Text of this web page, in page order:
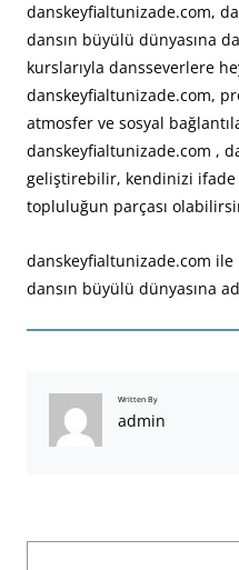
danskeyfialtunizade.com,
dansın büyülü dünyasına
kurslarıyla dansseverlere
danskeyfialtunizade.com,
atmosfer ve sosyal
danskeyfialtunizade.com ,
geliştirebilir, kendinizi
topluluğun parçası
danskeyfialtunizade.com ile
dansın büyülü dünyasına
Written By
admin